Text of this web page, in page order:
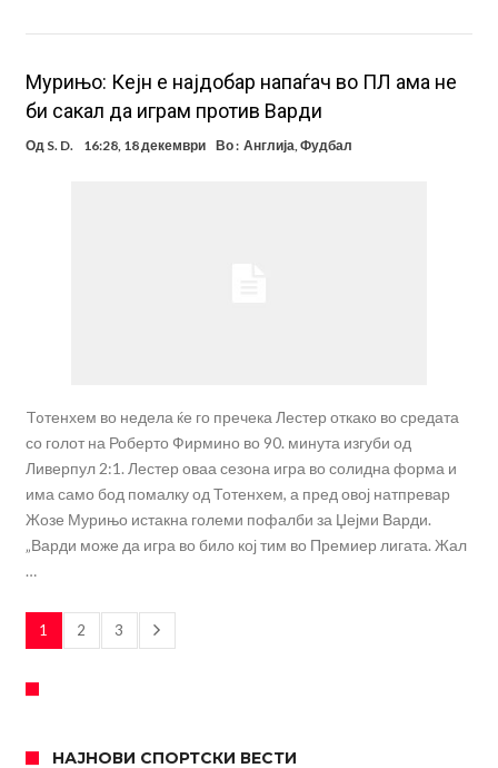
Мурињо: Кејн е најдобар напаѓач во ПЛ ама не
би сакал да играм против Варди
Од S. D. 16:28, 18 декември Во : Англија,Фудбал
Toтенхем во недела ќе го пречека Лестер откако во средата
со голот на Роберто Фирмино во 90. минута изгуби од
Ливерпул 2:1. Лестер оваа сезона игра во солидна форма и
има само бод помалку од Тотенхем, а пред овој натпревар
Жозе Мурињо истакна големи пофалби за Џејми Варди.
„Варди може да игра во било кој тим во Премиер лигата. Жал
…
1 2 3
НАЈНОВИ СПОРТСКИ ВЕСТИ